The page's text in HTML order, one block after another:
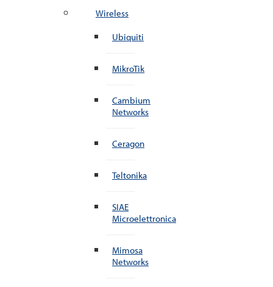
Wireless
Ubiquiti
MikroTik
Cambium
Networks
Ceragon
Teltonika
SIAE
Microelettronica
Mimosa
Networks